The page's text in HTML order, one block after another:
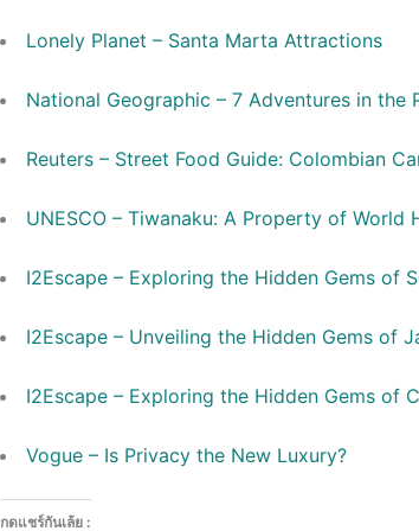
Lonely Planet – Santa Marta Attractions
National Geographic – 7 Adventures in the
Reuters – Street Food Guide: Colombian
UNESCO – Tiwanaku: A Property of World
I2Escape – Exploring the Hidden Gems of
I2Escape – Unveiling the Hidden Gems of
I2Escape – Exploring the Hidden Gems of
Vogue – Is Privacy the New Luxury?
กดแชร์กันเล้ย :